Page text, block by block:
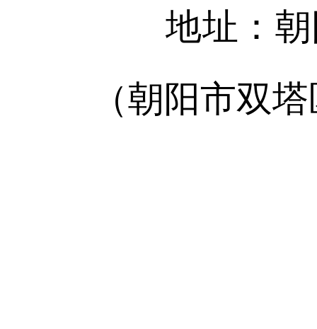
地址：朝
（朝阳市双